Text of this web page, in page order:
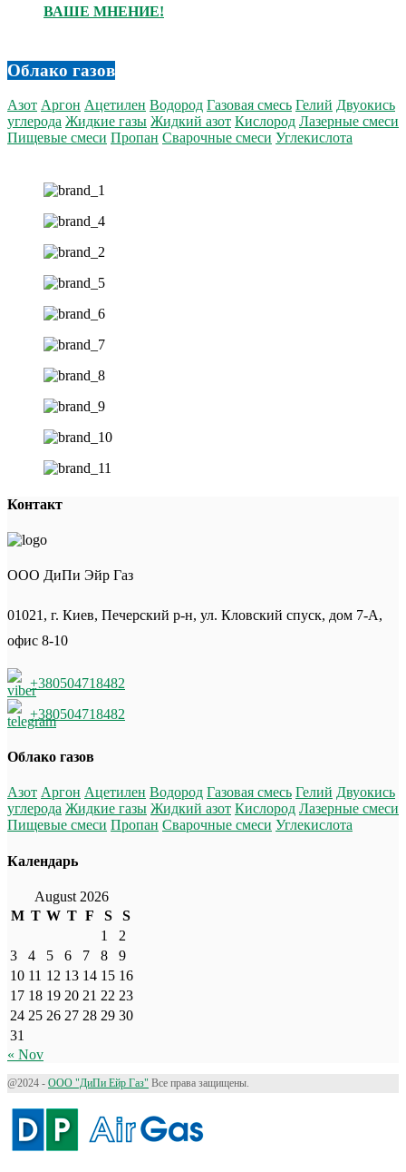
ВАШЕ МНЕНИЕ!
Облако газов
Азот Аргон Ацетилен Водород Газовая смесь Гелий Двуокись
углерода Жидкие газы Жидкий азот Кислород Лазерные смеси
Пищевые смеси Пропан Сварочные смеси Углекислота
Контакт
ООО ДиПи Эйр Газ
01021, г. Киев, Печерский р-н, ул. Кловский спуск, дом 7-А,
офис 8-10
+380504718482
+380504718482
Облако газов
Азот Аргон Ацетилен Водород Газовая смесь Гелий Двуокись
углерода Жидкие газы Жидкий азот Кислород Лазерные смеси
Пищевые смеси Пропан Сварочные смеси Углекислота
Календарь
August 2026
M T W T F S
S
1
2
3
4 5 6 7 8
9
10 11 12 13 14 15 16
17 18 19 20 21 22 23
24 25 26 27 28 29 30
31
« Nov
@2024 - ООО "ДиПи Eйр Газ" Все права защищены.